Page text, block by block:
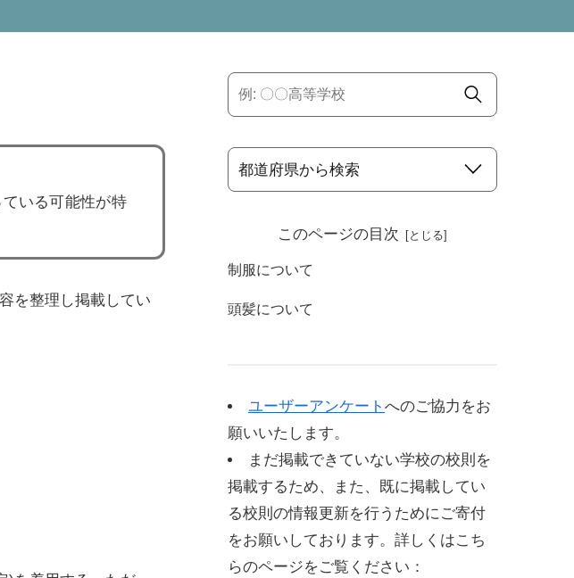
いる可能性が特
を整理し掲載してい
このページの目次
制服について
頭髪について
ユーザーアンケート へのご協力をお
願いいたします。
まだ掲載できていない学校の校則を
掲載するため、また、既に掲載してい
る校則の情報更新を行うためにご寄付
をお願いしております。詳しくはこち
らのページをご覧ください：